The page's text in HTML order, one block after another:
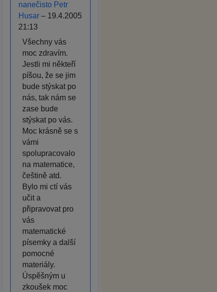
nanečisto Petr
Husar – 19.4.2005
21:13
Všechny vás
moc zdravím.
Jestli mi někteří
píšou, že se jim
bude stýskat po
nás, tak nám se
zase bude
stýskat po vás.
Moc krásně se s
vámi
spolupracovalo
na matematice,
češtině atd.
Bylo mi ctí vás
učit a
připravovat pro
vás
matematické
písemky a další
pomocné
materiály.
Úspěšným u
zkoušek moc